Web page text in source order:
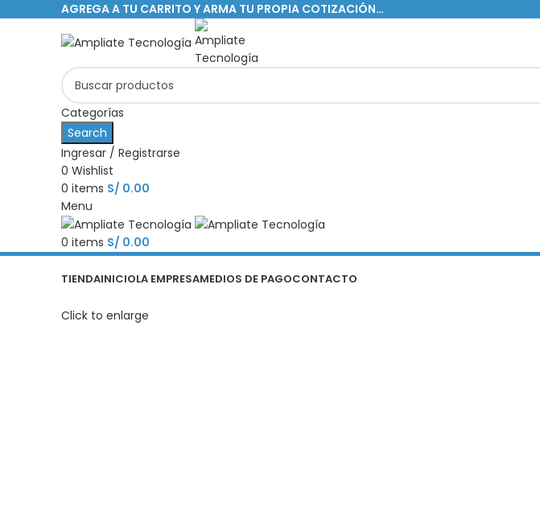
AGREGA A TU CARRITO Y ARMA TU PROPIA COTIZACIÓN…
Categorías
Search
Ingresar / Registrarse
0 Wishlist
0 items S/ 0.00
Menu
0 items S/ 0.00
Categorías
TIENDAINICIOLA EMPRESAMEDIOS DE PAGOCONTACTO
Click to enlarge